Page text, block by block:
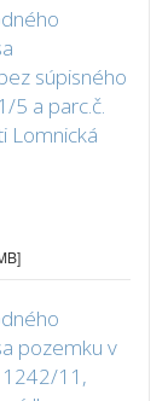
súpisného
5 a parc.č.
Lomnická
pozemku v
1242/11,